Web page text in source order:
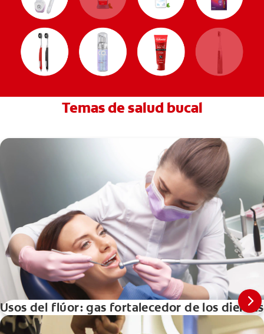
Temas de salud bucal
Usos del flúor: gas fortalecedor de los dientes